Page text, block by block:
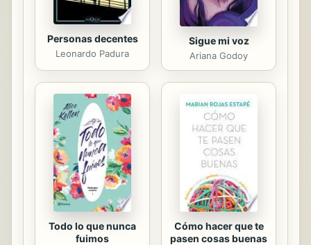
Personas decentes
Leonardo Padura
Sigue mi voz
Ariana Godoy
Todo lo que nunca
fuimos
Cómo hacer que te
pasen cosas buenas